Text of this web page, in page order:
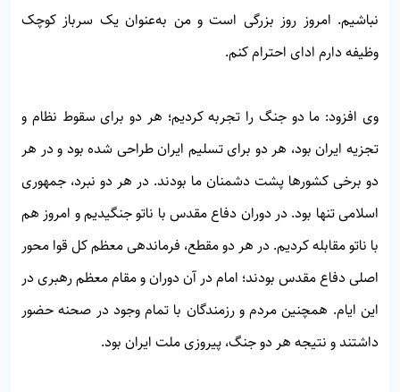
نباشیم. امروز روز بزرگی است و من به‌عنوان یک سرباز کوچک
وظیفه دارم ادای احترام کنم.
وی افزود: ما دو جنگ را تجربه کردیم؛ هر دو برای سقوط نظام و
تجزیه ایران بود، هر دو برای تسلیم ایران طراحی شده بود و در هر
دو برخی کشورها پشت دشمنان ما بودند. در هر دو نبرد، جمهوری
اسلامی تنها بود. در دوران دفاع مقدس با ناتو جنگیدیم و امروز هم
با ناتو مقابله کردیم. در هر دو مقطع، فرماندهی معظم کل قوا محور
اصلی دفاع مقدس بودند؛ امام در آن دوران و مقام معظم رهبری در
این ایام. همچنین مردم و رزمندگان با تمام وجود در صحنه حضور
داشتند و نتیجه هر دو جنگ، پیروزی ملت ایران بود.